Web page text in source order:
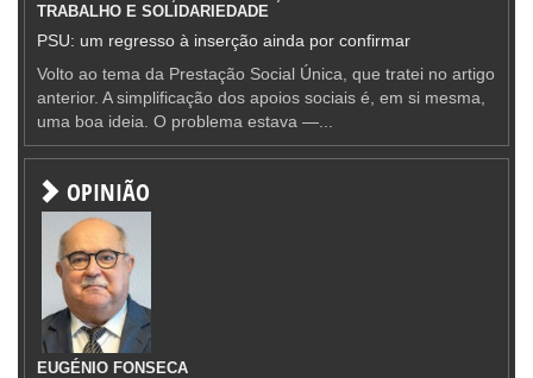
TRABALHO E SOLIDARIEDADE
PSU: um regresso à inserção ainda por confirmar
Volto ao tema da Prestação Social Única, que tratei no artigo
anterior. A simplificação dos apoios sociais é, em si mesma,
uma boa ideia. O problema estava —...
OPINIÃO
EUGÉNIO FONSECA